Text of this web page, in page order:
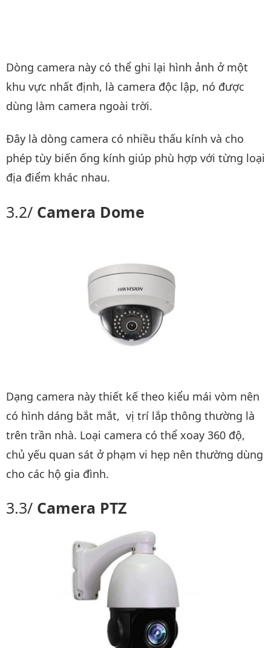
Dòng camera này có thể ghi lại hình ảnh ở một
khu vực nhất định, là camera độc lập, nó được
dùng làm camera ngoài trời.
Đây là dòng camera có nhiều thấu kính và cho
phép tùy biến ống kính giúp phù hợp với từng loại
địa điểm khác nhau.
Camera Dome
Dạng camera này thiết kế theo kiểu mái vòm nên
có hình dáng bắt mắt, vị trí lắp thông thường là
trên trần nhà. Loại camera có thể xoay 360 độ,
chủ yếu quan sát ở phạm vi hẹp nên thường dùng
cho các hộ gia đình.
Camera PTZ